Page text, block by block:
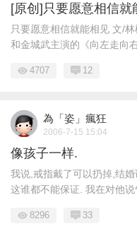
[原创]只要愿意相信就
只要愿意相信就能相见 文/
和金城武主演的《向左走向
4707 12
為「姿」瘋狂
2006-7-15 15:04
像孩子一样.
我说,戒指戴了可以扔掉,结
这谁都不能保证. 我在对他说
8296 33